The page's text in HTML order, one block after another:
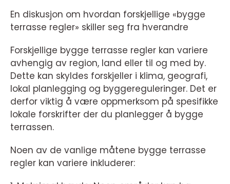
En diskusjon om hvordan forskjellige «bygge
terrasse regler» skiller seg fra hverandre
Forskjellige bygge terrasse regler kan variere
avhengig av region, land eller til og med by.
Dette kan skyldes forskjeller i klima, geografi,
lokal planlegging og byggereguleringer. Det er
derfor viktig å være oppmerksom på spesifikke
lokale forskrifter der du planlegger å bygge
terrassen.
Noen av de vanlige måtene bygge terrasse
regler kan variere inkluderer: